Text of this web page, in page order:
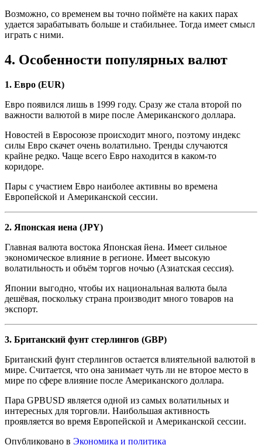
Возможно, со временем вы точно поймёте на каких парах
удается зарабатывать больше и стабильнее. Тогда имеет смысл
играть с ними.
4. Особенности популярных валют
1. Евро (EUR)
Евро появился лишь в 1999 году. Сразу же стала второй по
важности валютой в мире после Американского доллара.
Новостей в Евросоюзе происходит много, поэтому индекс
силы Евро скачет очень волатильно. Тренды случаются
крайне редко. Чаще всего Евро находится в каком-то
коридоре.
Пары с участием Евро наиболее активны во времена
Европейской и Американской сессии.
2. Японская иена (JPY)
Главная валюта востока Японская йена. Имеет сильное
экономическое влияние в регионе. Имеет высокую
волатильность и объём торгов ночью (Азиатская сессия).
Японии выгодно, чтобы их национальная валюта была
дешёвая, поскольку страна производит много товаров на
экспорт.
3. Британский фунт стерлингов (GBP)
Британский фунт стерлингов остается влиятельной валютой в
мире. Считается, что она занимает чуть ли не второе место в
мире по сфере влияние после Американского доллара.
Пара GPBUSD является одной из самых волатильных и
интересных для торговли. Наибольшая активность
проявляется во время Европейской и Американской сессии.
Опубликовано в Экономика и политика